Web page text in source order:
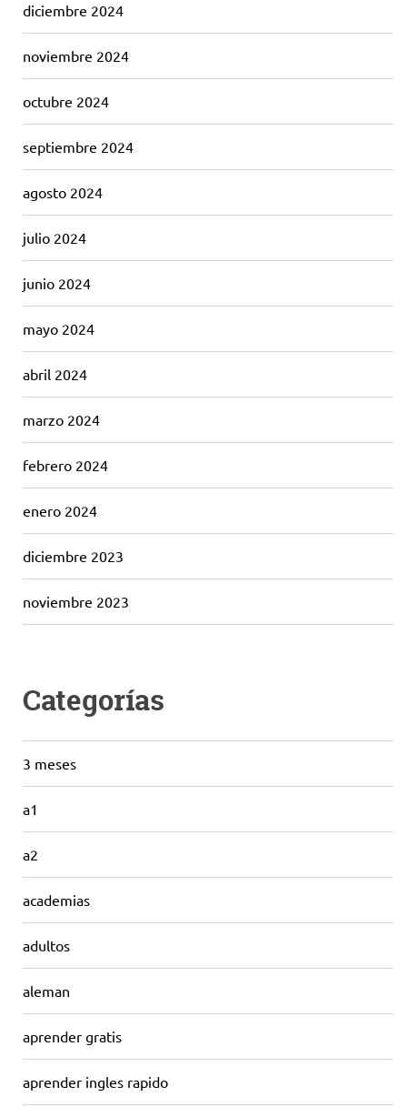
diciembre 2024
noviembre 2024
octubre 2024
septiembre 2024
agosto 2024
julio 2024
junio 2024
mayo 2024
abril 2024
marzo 2024
febrero 2024
enero 2024
diciembre 2023
noviembre 2023
Categorías
3 meses
a1
a2
academias
adultos
aleman
aprender gratis
aprender ingles rapido